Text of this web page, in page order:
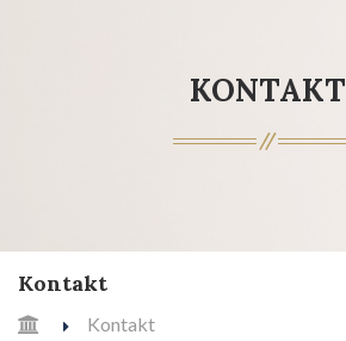
KONTAKT
Kontakt
Kontakt